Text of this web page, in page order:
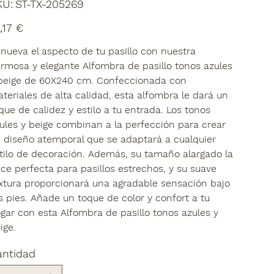
ST-
ST-TX-205269
€
el aspecto de tu pasillo con nuestra
y elegante Alfombra de pasillo tonos azules
de 60X240 cm. Confeccionada con
de alta calidad, esta alfombra le dará un
de calidez y estilo a tu entrada. Los tonos
y beige combinan a la perfección para crear
diseño atemporal que se adaptará a cualquier
de decoración. Además, su tamaño alargado la
perfecta para pasillos estrechos, y su suave
proporcionará una agradable sensación bajo
pies. Añade un toque de color y confort a tu
con esta Alfombra de pasillo tonos azules y